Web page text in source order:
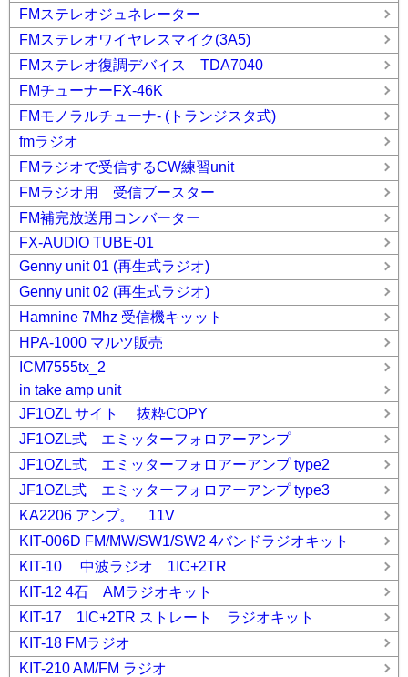
FMステレオジュネレーター
FMステレオワイヤレスマイク(3A5)
FMステレオ復調デバイス TDA7040
FMチューナーFX-46K
FMモノラルチューナ- (トランジスタ式)
fmラジオ
FMラジオで受信するCW練習unit
FMラジオ用 受信ブースター
FM補完放送用コンバーター
FX-AUDIO TUBE-01
Genny unit 01 (再生式ラジオ)
Genny unit 02 (再生式ラジオ)
Hamnine 7Mhz 受信機キッット
HPA-1000 マルツ販売
ICM7555tx_2
in take amp unit
JF1OZL サイト 抜粋COPY
JF1OZL式 エミッターフォロアーアンプ
JF1OZL式 エミッターフォロアーアンプ type2
JF1OZL式 エミッターフォロアーアンプ type3
KA2206 アンプ。 11V
KIT-006D FM/MW/SW1/SW2 4バンドラジオキット
KIT-10 中波ラジオ 1IC+2TR
KIT-12 4石 AMラジオキット
KIT-17 1IC+2TR ストレート ラジオキット
KIT-18 FMラジオ
KIT-210 AM/FM ラジオ